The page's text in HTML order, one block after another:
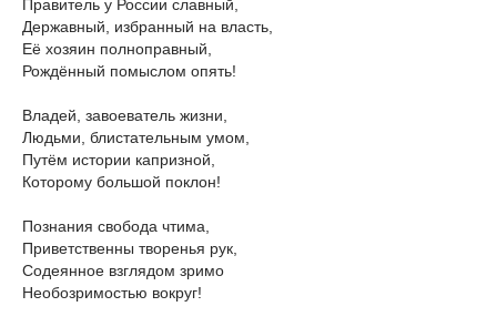
Правитель у России славный,
Державный, избранный на власть,
Её хозяин полноправный,
Рождённый помыслом опять!
Владей, завоеватель жизни,
Людьми, блистательным умом,
Путём истории капризной,
Которому большой поклон!
Познания свобода чтима,
Приветственны творенья рук,
Содеянное взглядом зримо
Необозримостью вокруг!